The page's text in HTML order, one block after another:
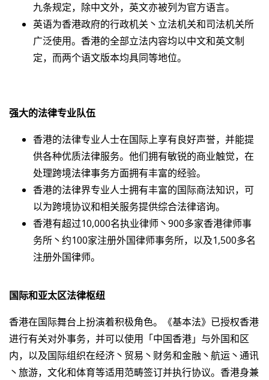
九条规定，除中文外，英文亦被列为官方语言。
英语为香港政府的行政机关丶立法机关和司法机关所
广泛使用。香港的全部立法内容均以中文和英文制
定，而两个语文版本均具同等地位。
强大的法律专业队伍
香港的法律专业人士在国际上享有良好声誉，并能提
供各种优质法律服务。他们拥有敏锐的商业触觉，在
处理跨境法律事务方面拥有丰富的经验。
香港的法律界专业人士拥有丰富的国际商法知识，可
以为跨境协议和相关服务提供综合法律谘询。
香港有超过10,000名执业律师丶900多家香港律师事
务所丶约100家注册外国律师事务所，以及1,500多名
注册外国律师。
国际和亚太区法律枢纽
香港在国际舞台上扮演着积极角色。《基本法》已授权香港
进行有关对外事务，并可以使用「中国香港」与外国和区
内，以及国际组织在经济丶贸易丶财务和金融丶航运丶通讯
丶旅游，文化和体育等适用范畴签订并执行协议。香港身兼